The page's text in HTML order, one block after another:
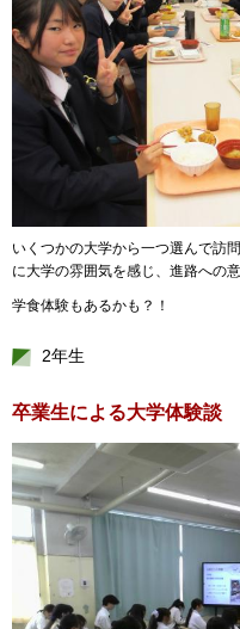
いくつかの大学から一つ選んで訪
に大学の雰囲気を感じ、進路への
学食体験もあるかも？！
2年生
卒業生による大学体験談